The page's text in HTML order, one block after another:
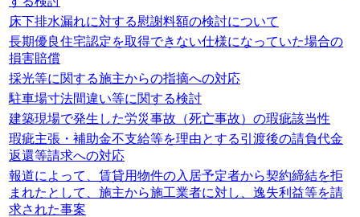
床下排水漏れに対する慰謝料額の検討について
長期優良住宅認定を取得できない仕様になっていた場合の
損害賠償
採光等に関する施主からの指摘への対応
駐車場寸法間違い等に関する検討
建築現場で発生した労災事故（死亡事故）の瑕疵該当性
瑕疵主張・補助金不支給等を理由とする引渡後の請負代金
返還等請求への対応
報道によって、賃貸用物件の入居予定者から契約締結を拒
まれたとして、施主から施工業者に対し、逸失利益等を請
求された事案